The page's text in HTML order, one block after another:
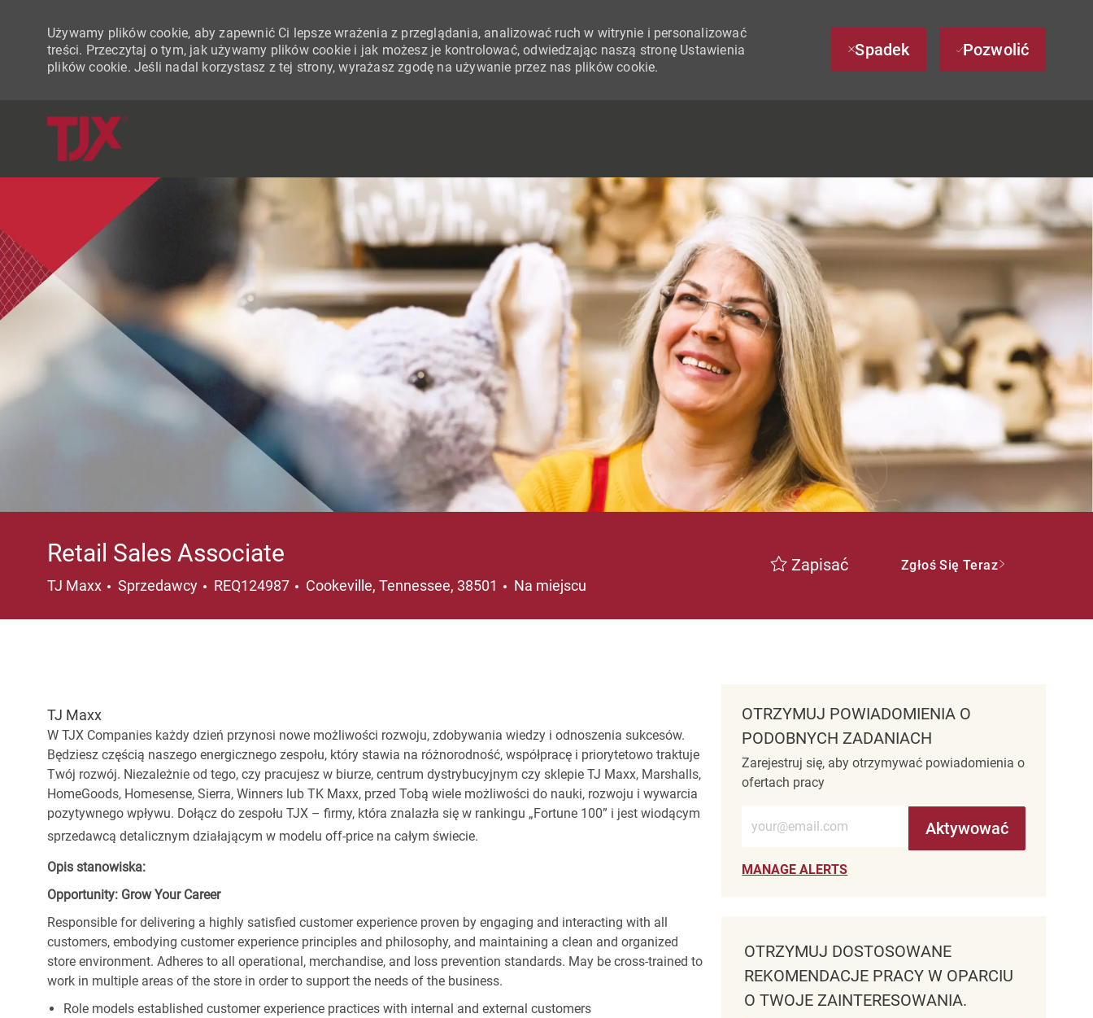
Używamy plików cookie, aby zapewnić Ci lepsze wrażenia z przeglądania, analizować ruch w witrynie i personalizować
treści. Przeczytaj o tym, jak używamy plików cookie i jak możesz je kontrolować, odwiedzając naszą stronę Ustawienia
plików cookie. Jeśli nadal korzystasz z tej strony, wyrażasz zgodę na używanie przez nas plików cookie.
Spadek Pozwolić
Retail Sales Associate
TJ Maxx Kategoria
Sprzedawcy REQ124987 Lokalizacja
Cookeville, Tennessee, 38501 Na miejscu
Zapisać Zgłoś Się Teraz
TJ Maxx
W TJX Companies każdy dzień przynosi nowe możliwości rozwoju, zdobywania wiedzy i odnoszenia sukcesów.
Będziesz częścią naszego energicznego zespołu, który stawia na różnorodność, współpracę i priorytetowo traktuje
Twój rozwój. Niezależnie od tego, czy pracujesz w biurze, centrum dystrybucyjnym czy sklepie TJ Maxx, Marshalls,
HomeGoods, Homesense, Sierra, Winners lub TK Maxx, przed Tobą wiele możliwości do nauki, rozwoju i wywarcia
pozytywnego wpływu. Dołącz do zespołu TJX – firmy, która znalazła się w rankingu „Fortune 100” i jest wiodącym
sprzedawcą detalicznym działającym w modelu off-price na całym świecie.
Opis stanowiska:
Opportunity: Grow Your Career
Responsible for delivering a highly satisfied customer experience proven by engaging and interacting with all
customers, embodying customer experience principles and philosophy, and maintaining a clean and organized
store environment. Adheres to all operational, merchandise, and loss prevention standards. May be cross-trained to
work in multiple areas of the store in order to support the needs of the business.
Role models established customer experience practices with internal and external customers
OTRZYMUJ POWIADOMIENIA O
PODOBNYCH ZADANIACH
Zarejestruj się, aby otrzymywać powiadomienia o
ofertach pracy
Wprowadź adres e-mail (wymagane)
Aktywować
MANAGE ALERTS
OTRZYMUJ DOSTOSOWANE
REKOMENDACJE PRACY W OPARCIU
O TWOJE ZAINTERESOWANIA.